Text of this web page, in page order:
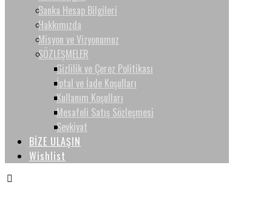
Banka Hesap Bilgileri
Hakkımızda
Misyon ve Vizyonumuz
SÖZLEŞMELER
Gizlilik ve Çerez Politikası
İptal ve İade Koşulları
Kullanım Koşulları
Mesafeli Satış Sözleşmesi
Sevkiyat
BİZE ULAŞIN
Wishlist